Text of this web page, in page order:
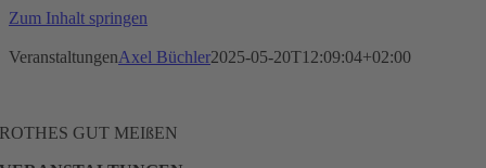
Zum Inhalt springen
VeranstaltungenAxel Büchler2025-05-20T12:09:04+02:00
ROTHES GUT MEIßEN